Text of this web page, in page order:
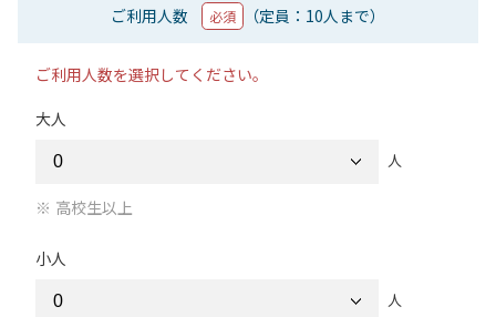
ご利用人数 必須 （定員：10人まで）
ご利用人数を選択してください。
大人
人
高校生以上
小人
人